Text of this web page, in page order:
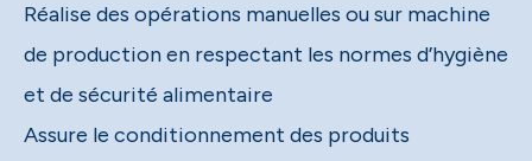
Réalise des opérations manuelles ou sur machine
de production en respectant les normes d’hygiène
et de sécurité alimentaire
Assure le conditionnement des produits